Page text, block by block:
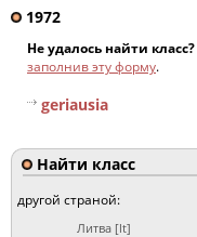
1972
Не удалось найти класс?
заполнив эту форму.
geriausia
Найти класс
другой страной:
Литва [lt]